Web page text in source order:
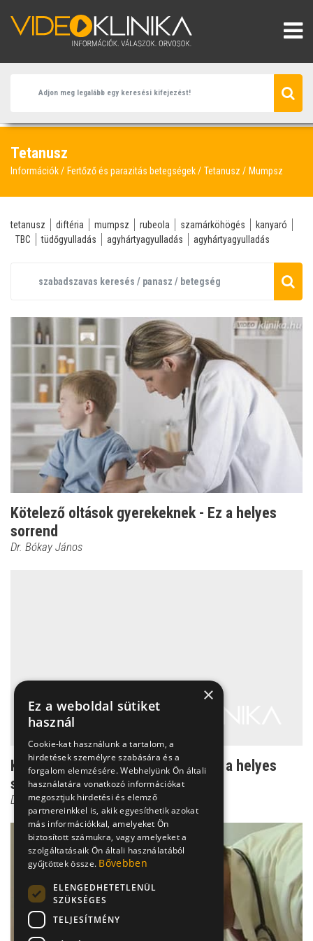
Tetanusz
Információk Fertőző és parazitás betegségek Tetanusz Mumpsz
tetanusz diftéria mumpsz rubeola szamárköhögés
kanyaró
TBC
tüdőgyulladás agyhártyagyulladás agyhártyagyulladás
Kötelező oltások gyerekeknek - Ez a helyes
sorrend
Dr. Bókay János
Kötelező oltások gyerekeknek - Ez a helyes
sorrend
Dr. Bókay János
×
Ez a weboldal sütiket
használ
Cookie-kat használunk a tartalom, a
hirdetések személyre szabására és a
forgalom elemzésére. Webhelyünk Ön általi
használatára vonatkozó információkat
megosztjuk hirdetési és elemző
partnereinkkel is, akik egyesíthetik azokat
más információkkal, amelyeket Ön
biztosított számukra, vagy amelyeket a
szolgáltatásaik Ön általi használatából
gyűjtöttek össze. Bővebben
ELENGEDHETETLENÜL
SZÜKSÉGES
TELJESÍTMÉNY